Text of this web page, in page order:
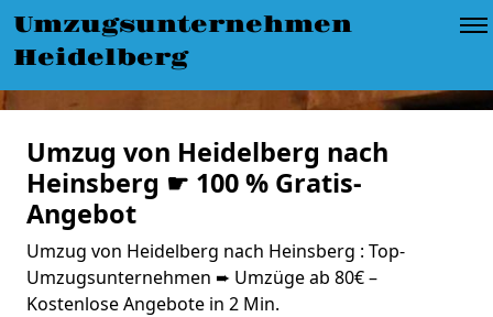
Umzugsunternehmen
Heidelberg
Umzug von Heidelberg nach
Heinsberg ☛ 100 % Gratis-
Angebot
Umzug von Heidelberg nach Heinsberg : Top-
Umzugsunternehmen ➨ Umzüge ab 80€ –
Kostenlose Angebote in 2 Min.